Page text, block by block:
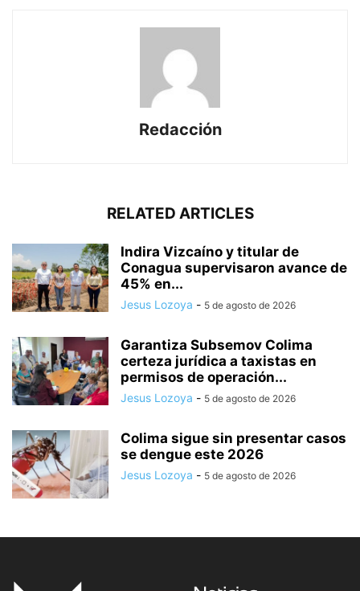
Redacción
RELATED ARTICLES
Indira Vizcaíno y titular de
Conagua supervisaron avance de
45% en...
Jesus Lozoya - 5 de agosto de 2026
Garantiza Subsemov Colima
certeza jurídica a taxistas en
permisos de operación...
Jesus Lozoya - 5 de agosto de 2026
Colima sigue sin presentar casos
se dengue este 2026
Jesus Lozoya - 5 de agosto de 2026